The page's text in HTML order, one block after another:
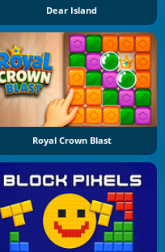
Dear Island
Royal Crown Blast